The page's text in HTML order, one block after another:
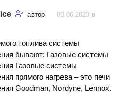
автор
09.06.2023 в
топлива системы
бывают: Газовые системы
Газовые системы
прямого нагрева – это печи
Goodman, Nordyne, Lennox.